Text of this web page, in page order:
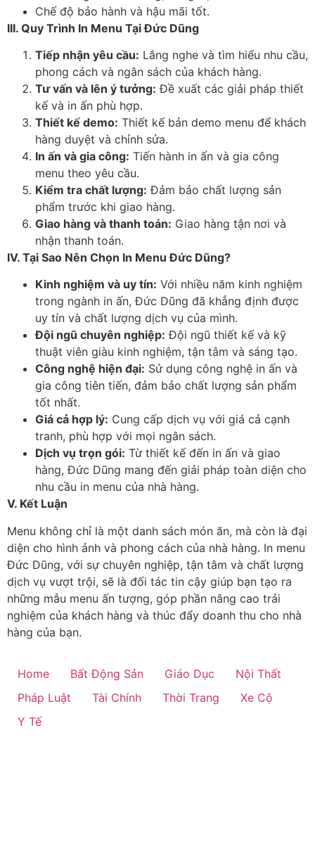
Chế độ bảo hành và hậu mãi tốt.
III. Quy Trình In Menu Tại Đức Dũng
Tiếp nhận yêu cầu: Lắng nghe và tìm hiểu nhu cầu,
phong cách và ngân sách của khách hàng.
Tư vấn và lên ý tưởng: Đề xuất các giải pháp thiết
kế và in ấn phù hợp.
Thiết kế demo: Thiết kế bản demo menu để khách
hàng duyệt và chỉnh sửa.
In ấn và gia công: Tiến hành in ấn và gia công
menu theo yêu cầu.
Kiểm tra chất lượng: Đảm bảo chất lượng sản
phẩm trước khi giao hàng.
Giao hàng và thanh toán: Giao hàng tận nơi và
nhận thanh toán.
IV. Tại Sao Nên Chọn In Menu Đức Dũng?
Kinh nghiệm và uy tín: Với nhiều năm kinh nghiệm
trong ngành in ấn, Đức Dũng đã khẳng định được
uy tín và chất lượng dịch vụ của mình.
Đội ngũ chuyên nghiệp: Đội ngũ thiết kế và kỹ
thuật viên giàu kinh nghiệm, tận tâm và sáng tạo.
Công nghệ hiện đại: Sử dụng công nghệ in ấn và
gia công tiên tiến, đảm bảo chất lượng sản phẩm
tốt nhất.
Giá cả hợp lý: Cung cấp dịch vụ với giá cả cạnh
tranh, phù hợp với mọi ngân sách.
Dịch vụ trọn gói: Từ thiết kế đến in ấn và giao
hàng, Đức Dũng mang đến giải pháp toàn diện cho
nhu cầu in menu của nhà hàng.
V. Kết Luận
Menu không chỉ là một danh sách món ăn, mà còn là đại
diện cho hình ảnh và phong cách của nhà hàng. In menu
Đức Dũng, với sự chuyên nghiệp, tận tâm và chất lượng
dịch vụ vượt trội, sẽ là đối tác tin cậy giúp bạn tạo ra
những mẫu menu ấn tượng, góp phần nâng cao trải
nghiệm của khách hàng và thúc đẩy doanh thu cho nhà
hàng của bạn.
Home Bất Động Sản Giáo Dục
Nội Thất
Pháp Luật
Tài Chính Thời Trang
Xe Cộ
Y Tế